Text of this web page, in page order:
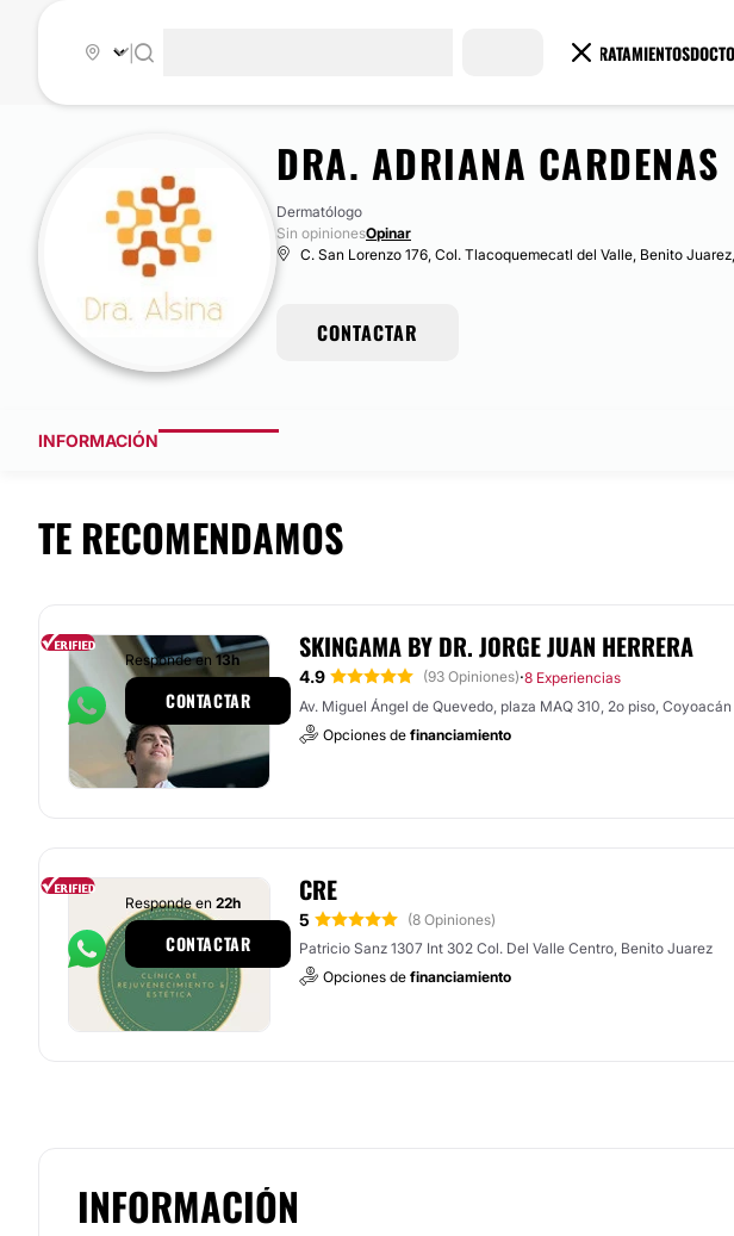
TRATAMIENTOS
DRA. ADRIANA CARDENAS
Dermatólogo
Sin opinionesOpinar
C. San Lorenzo 176, Col. Tlacoquemecatl del Valle, Benito
CONTACTAR
INFORMACIÓN
TE RECOMENDAMOS
SKINGAMA BY DR. JORGE JUAN HERRERA
4.9 (93 Opiniones)·8 Experiencias
Av. Miguel Ángel de Quevedo, plaza MAQ 310, 2o piso, Coyoacán
Opciones de financiamiento
Responde en 13h
CONTACTAR
CRE
5
(8 Opiniones)
Patricio Sanz 1307 Int 302 Col. Del Valle Centro, Benito Juarez
Opciones de financiamiento
Responde en 22h
CONTACTAR
INFORMACIÓN